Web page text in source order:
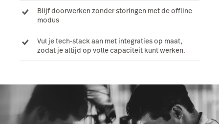
Blijf doorwerken zonder storingen met de offline
modus
Vul je tech-stack aan met integraties op maat,
zodat je altijd op volle capaciteit kunt werken.